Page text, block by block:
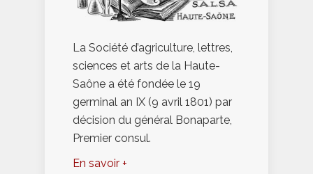
La Société d’agriculture, lettres,
sciences et arts de la Haute-
Saône a été fondée le 19
germinal an IX (9 avril 1801) par
décision du général Bonaparte,
Premier consul.
En savoir +